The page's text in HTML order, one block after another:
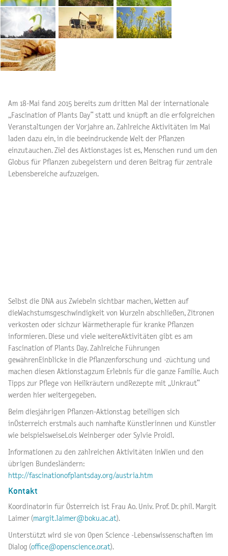
Am 18-Mai fand 2015 bereits zum dritten Mal der internationale
„Fascination of Plants Day“ statt und knüpft an die erfolgreichen
Veranstaltungen der Vorjahre an. Zahlreiche Aktivitäten im Mai
laden dazu ein, in die beeindruckende Welt der Pflanzen
einzutauchen. Ziel des Aktionstages ist es, Menschen rund um den
Globus für Pflanzen zubegeistern und deren Beitrag für zentrale
Lebensbereiche aufzuzeigen.
Selbst die DNA aus Zwiebeln sichtbar machen, Wetten auf
dieWachstumsgeschwindigkeit von Wurzeln abschließen, Zitronen
verkosten oder sichzur Wärmetherapie für kranke Pflanzen
informieren. Diese und viele weitereAktivitäten gibt es am
Fascination of Plants Day. Zahlreiche Führungen
gewährenEinblicke in die Pflanzenforschung und -züchtung und
machen diesen Aktionstagzum Erlebnis für die ganze Familie. Auch
Tipps zur Pflege von Heilkräutern undRezepte mit „Unkraut“
werden hier weitergegeben.
Beim diesjährigen Pflanzen-Aktionstag beteiligen sich
inÖsterreich erstmals auch namhafte Künstlerinnen und Künstler
wie beispielsweiseLois Weinberger oder Sylvie Proidl.
Informationen zu den zahlreichen Aktivitäten inWien und den
übrigen Bundesländern:
http://fascinationofplantsday.org/austria.htm
Kontakt
Koordinatorin für Österreich ist Frau Ao. Univ. Prof. Dr. phil. Margit
Laimer (margit.laimer@boku.ac.at).
Unterstützt wird sie von Open Science -Lebenswissenschaften im
Dialog (office@openscience.or.at).